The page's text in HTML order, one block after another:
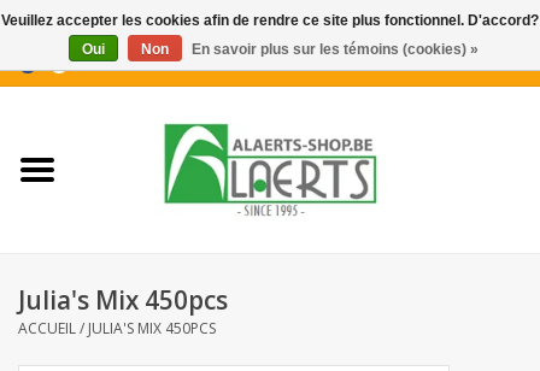
0 Articles - €0,00
Nouveautés
Biscuits pour le café
Julia's Mix 450pcs
ACCUEIL/ JULIA'S MIX 450PCS
Veuillez accepter les cookies afin de rendre ce site plus fonctionnel. D'accord?
Oui
Non En savoir plus sur les témoins (cookies) »